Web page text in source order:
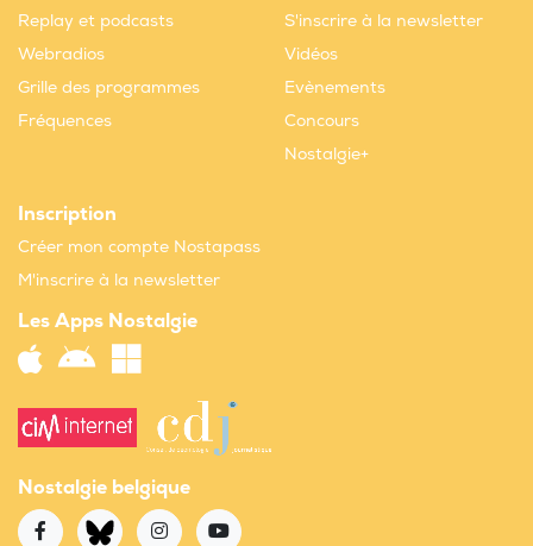
Replay et podcasts
Webradios
Grille des programmes
Fréquences
S'inscrire à la newsletter
Vidéos
Evènements
Concours
Nostalgie+
Inscription
Créer mon compte Nostapass
M'inscrire à la newsletter
Les Apps Nostalgie
Nostalgie belgique